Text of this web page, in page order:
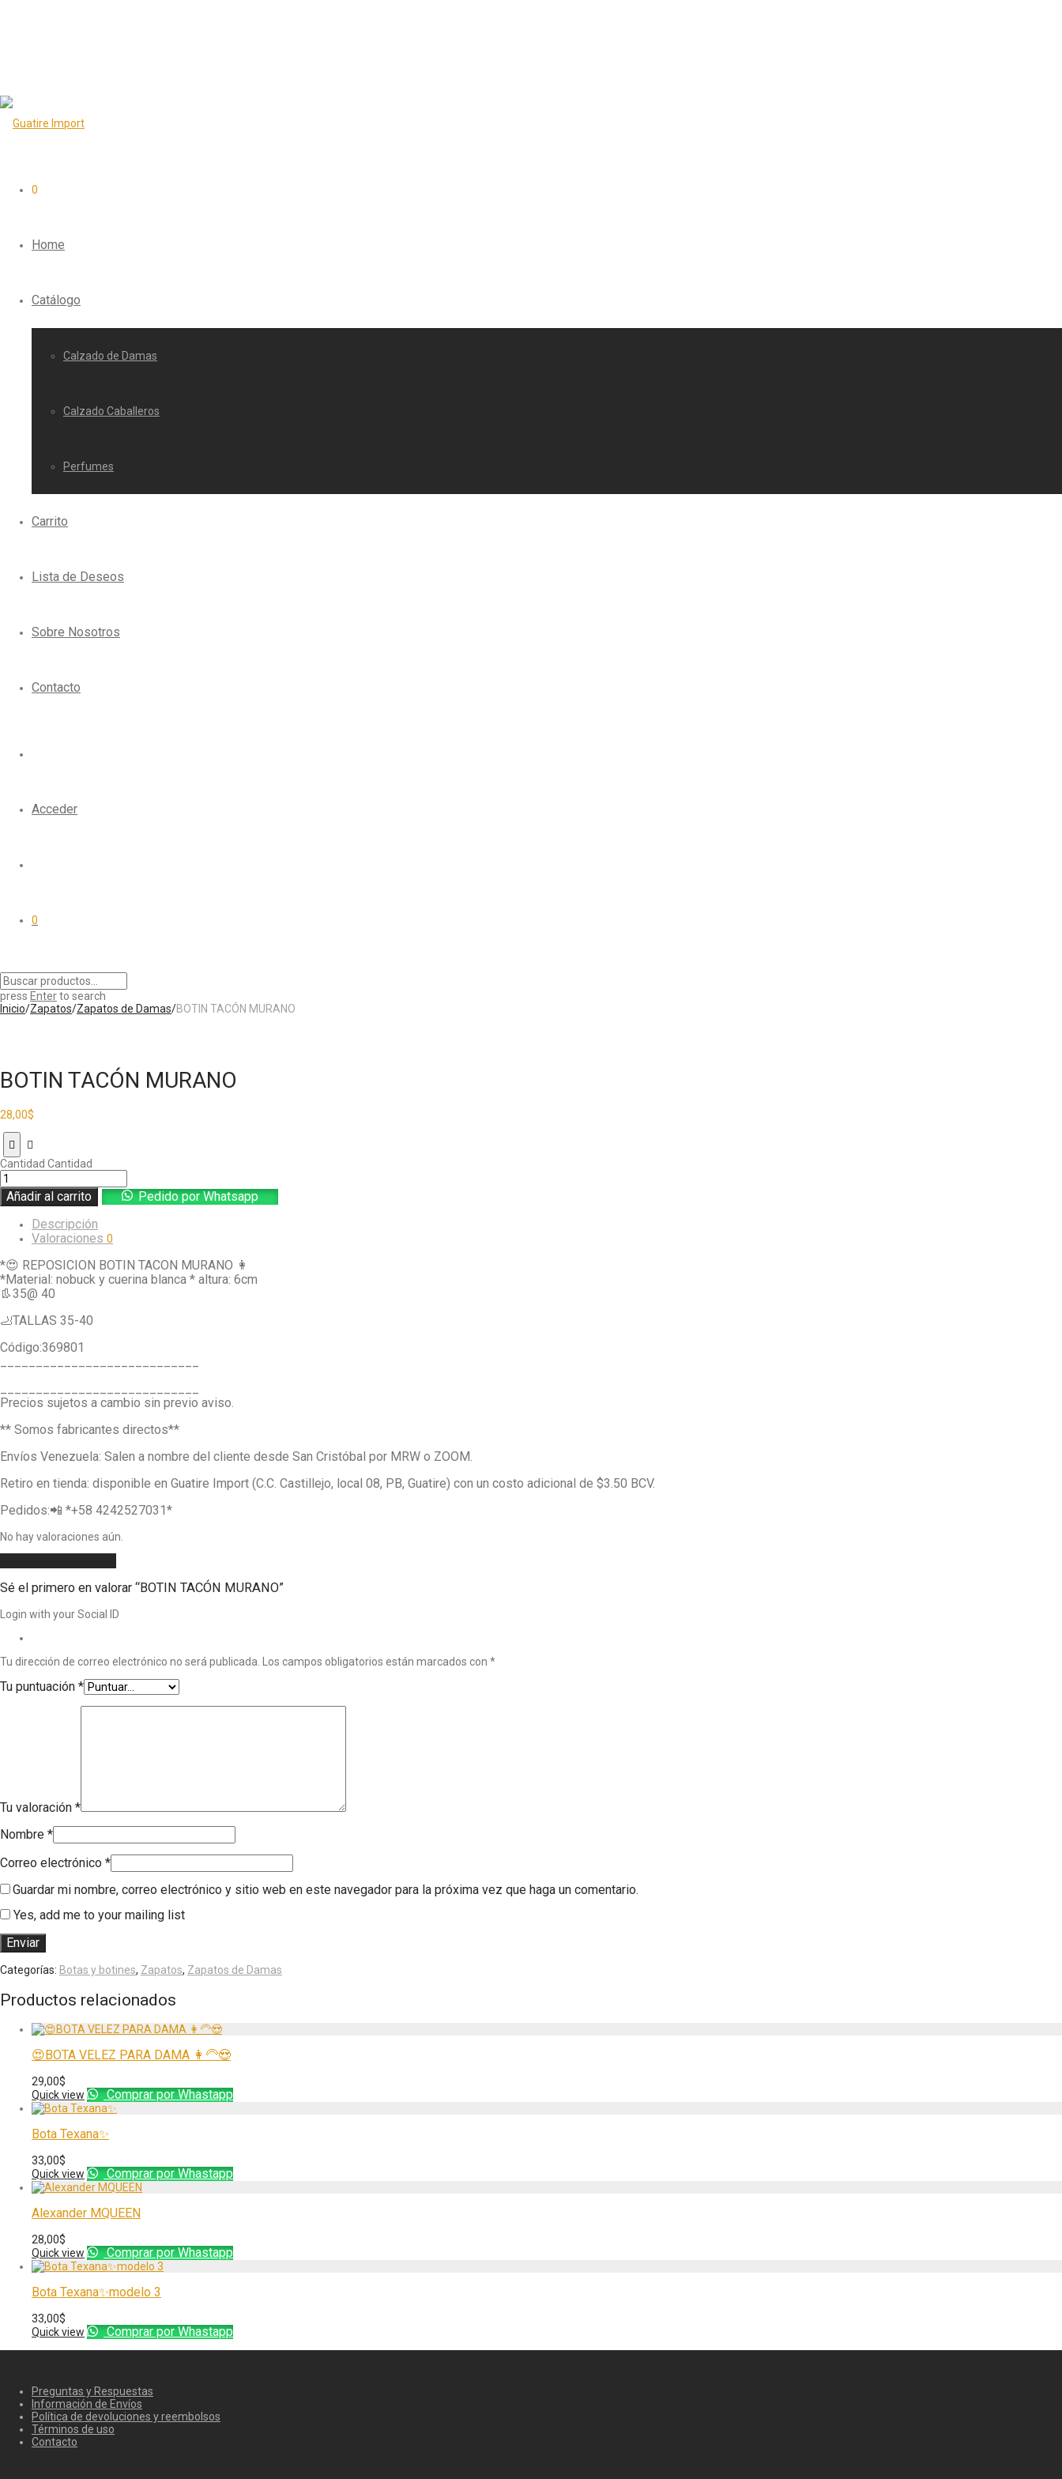
0
Home
Catálogo
Calzado de Damas
Calzado Caballeros
Perfumes
Carrito
Lista de Deseos
Sobre Nosotros
Contacto
Acceder
0
press Enterto search
Inicio/Zapatos/Zapatos de Damas/BOTIN TACÓN MURANO
BOTIN TACÓN MURANO
28,00$
Cantidad Cantidad
Añadir al carrito
Pedido por Whatsapp
Descripción
Valoraciones 0
*😍 REPOSICION BOTIN TACON MURANO 👩
*Material: nobuck y cuerina blanca * altura: 6cm
👢35@ 40
🦶TALLAS 35-40
Código:369801
Precios sujetos a cambio sin previo aviso.
** Somos fabricantes directos**
Envíos Venezuela: Salen a nombre del cliente desde San Cristóbal por MRW o ZOOM.
Retiro en tienda: disponible en Guatire Import (C.C. Castillejo, local 08, PB, Guatire) con un costo adicional de $3.50 BCV.
Pedidos:📲 *‪+58 4242527031‬*
No hay valoraciones aún.
Sé el primero en valorar “BOTIN TACÓN MURANO”
Login with your Social ID
Tu dirección de correo electrónico no será publicada. Los campos obligatorios están marcados con *
Tu puntuación *
Tu valoración *
Nombre *
Correo electrónico *
Guardar mi nombre, correo electrónico y sitio web en este navegador para la próxima vez que haga un comentario.
Yes, add me to your mailing list
Categorías: Botas y botines, Zapatos, Zapatos de Damas
Productos relacionados
😍BOTA VELEZ PARA DAMA 👩‍🦳😍
29,00$
Quick view
Comprar por Whastapp
Bota Texana✨
33,00$
Quick view
Comprar por Whastapp
Alexander MQUEEN
28,00$
Quick view
Comprar por Whastapp
Bota Texana✨modelo 3
33,00$
Quick view
Comprar por Whastapp
Preguntas y Respuestas
Información de Envíos
Política de devoluciones y reembolsos
Términos de uso
Contacto